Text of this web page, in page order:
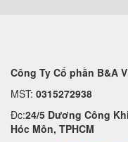
Công Ty Cổ phần B&A
MST: 0315272938
Đc:24/5 Dương Công
Hóc Môn, TPHCM